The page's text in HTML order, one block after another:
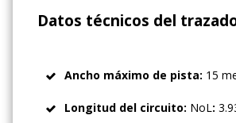
Datos técnicos del
Ancho máximo de pista: 15
Longitud del circuito: NoL: